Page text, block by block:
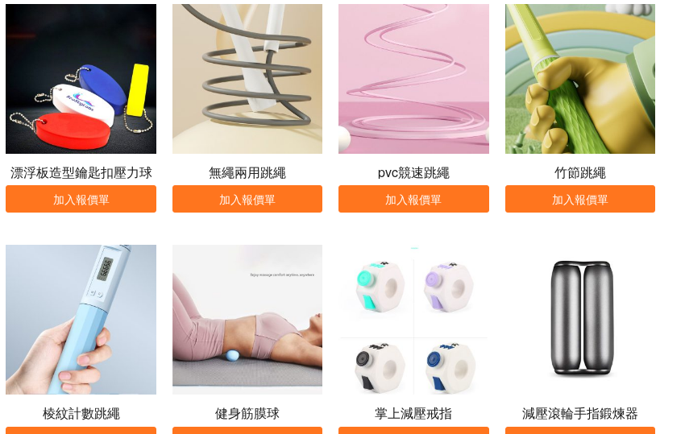
漂浮板造型鑰匙扣壓力球
加入報價單
無繩兩用跳繩
加入報價單
pvc競速跳繩
加入報價單
竹節跳繩
加入報價單
棱紋計數跳繩 健身筋膜球 掌上減壓戒指 減壓滾輪手指鍛煉器